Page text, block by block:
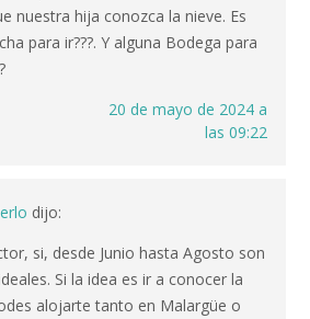
nuestra hija conozca la nieve. Es
para ir???. Y alguna Bodega para
20 de mayo de 2024 a
las 09:22
dijo:
si, desde Junio hasta Agosto son
Si la idea es ir a conocer la
alojarte tanto en Malargüe o